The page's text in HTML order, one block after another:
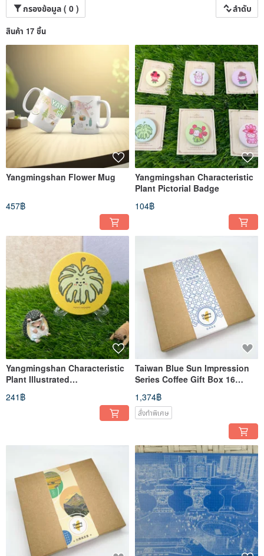
กรองข้อมูล ( 0 )
ลำดับ
สินค้า 17 ชิ้น
Yangmingshan Flower Mug
457฿
Yangmingshan Characteristic
Plant Pictorial Badge
104฿
Yangmingshan Characteristic
Plant Illustrated
Diatomaceous Earth Coaster
241฿
Taiwan Blue Sun Impression
Series Coffee Gift Box 16
Packs
1,374฿
สั่งทำพิเศษ